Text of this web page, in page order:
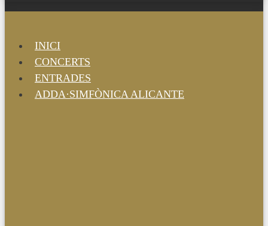
INICI
CONCERTS
ENTRADES
ADDA·SIMFÒNICA ALICANTE